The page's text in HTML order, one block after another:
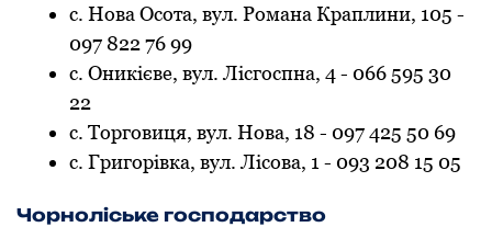
с. Нова Осота, вул. Романа Краплини, 105 -
097 822 76 99
с. Оникієве, вул. Лісгоспна, 4 - 066 595 30
22
с. Торговиця, вул. Нова, 18 - 097 425 50 69
с. Григорівка, вул. Лісова, 1 - 093 208 15 05
Чорноліське господарство